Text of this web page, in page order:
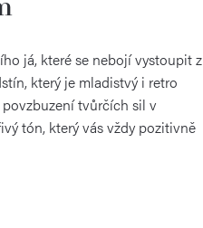
já, které se nebojí vystoupit z
který je mladistvý i retro
tvůrčích sil v
tón, který vás vždy pozitivně